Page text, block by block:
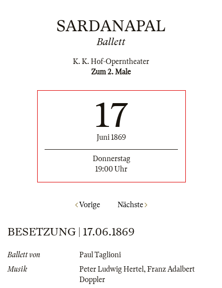
SARDANAPAL
Ballett
K. K. Hof-Operntheater
Zum 2. Male
17
Juni 1869
Donnerstag
19:00 Uhr
Vorige Nächste
BESETZUNG | 17.06.1869
Ballett von
Paul Taglioni
Musik
Peter Ludwig Hertel , Franz Adalbert
Doppler